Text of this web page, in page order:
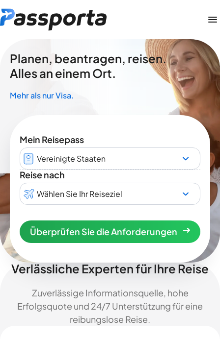
Planen, beantragen, reisen.
Alles an einem Ort.
Mehr als nur Visa.
Mein Reisepass
Vereinigte Staaten
Reise nach
Wählen Sie Ihr Reiseziel
Überprüfen Sie die Anforderungen
Verlässliche Experten für Ihre Reise
Zuverlässige Informationsquelle, hohe
Erfolgsquote und 24/7 Unterstützung für eine
reibungslose Reise.